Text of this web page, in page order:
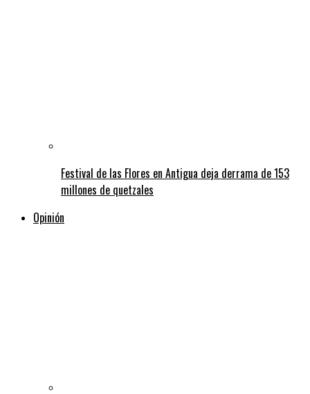
Festival de las Flores en Antigua deja derrama de 153
millones de quetzales
Opinión